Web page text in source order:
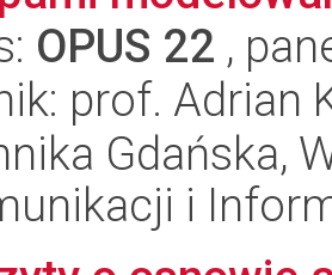
OPUS 22 ,
prof. Adrian
Gdańska,
i